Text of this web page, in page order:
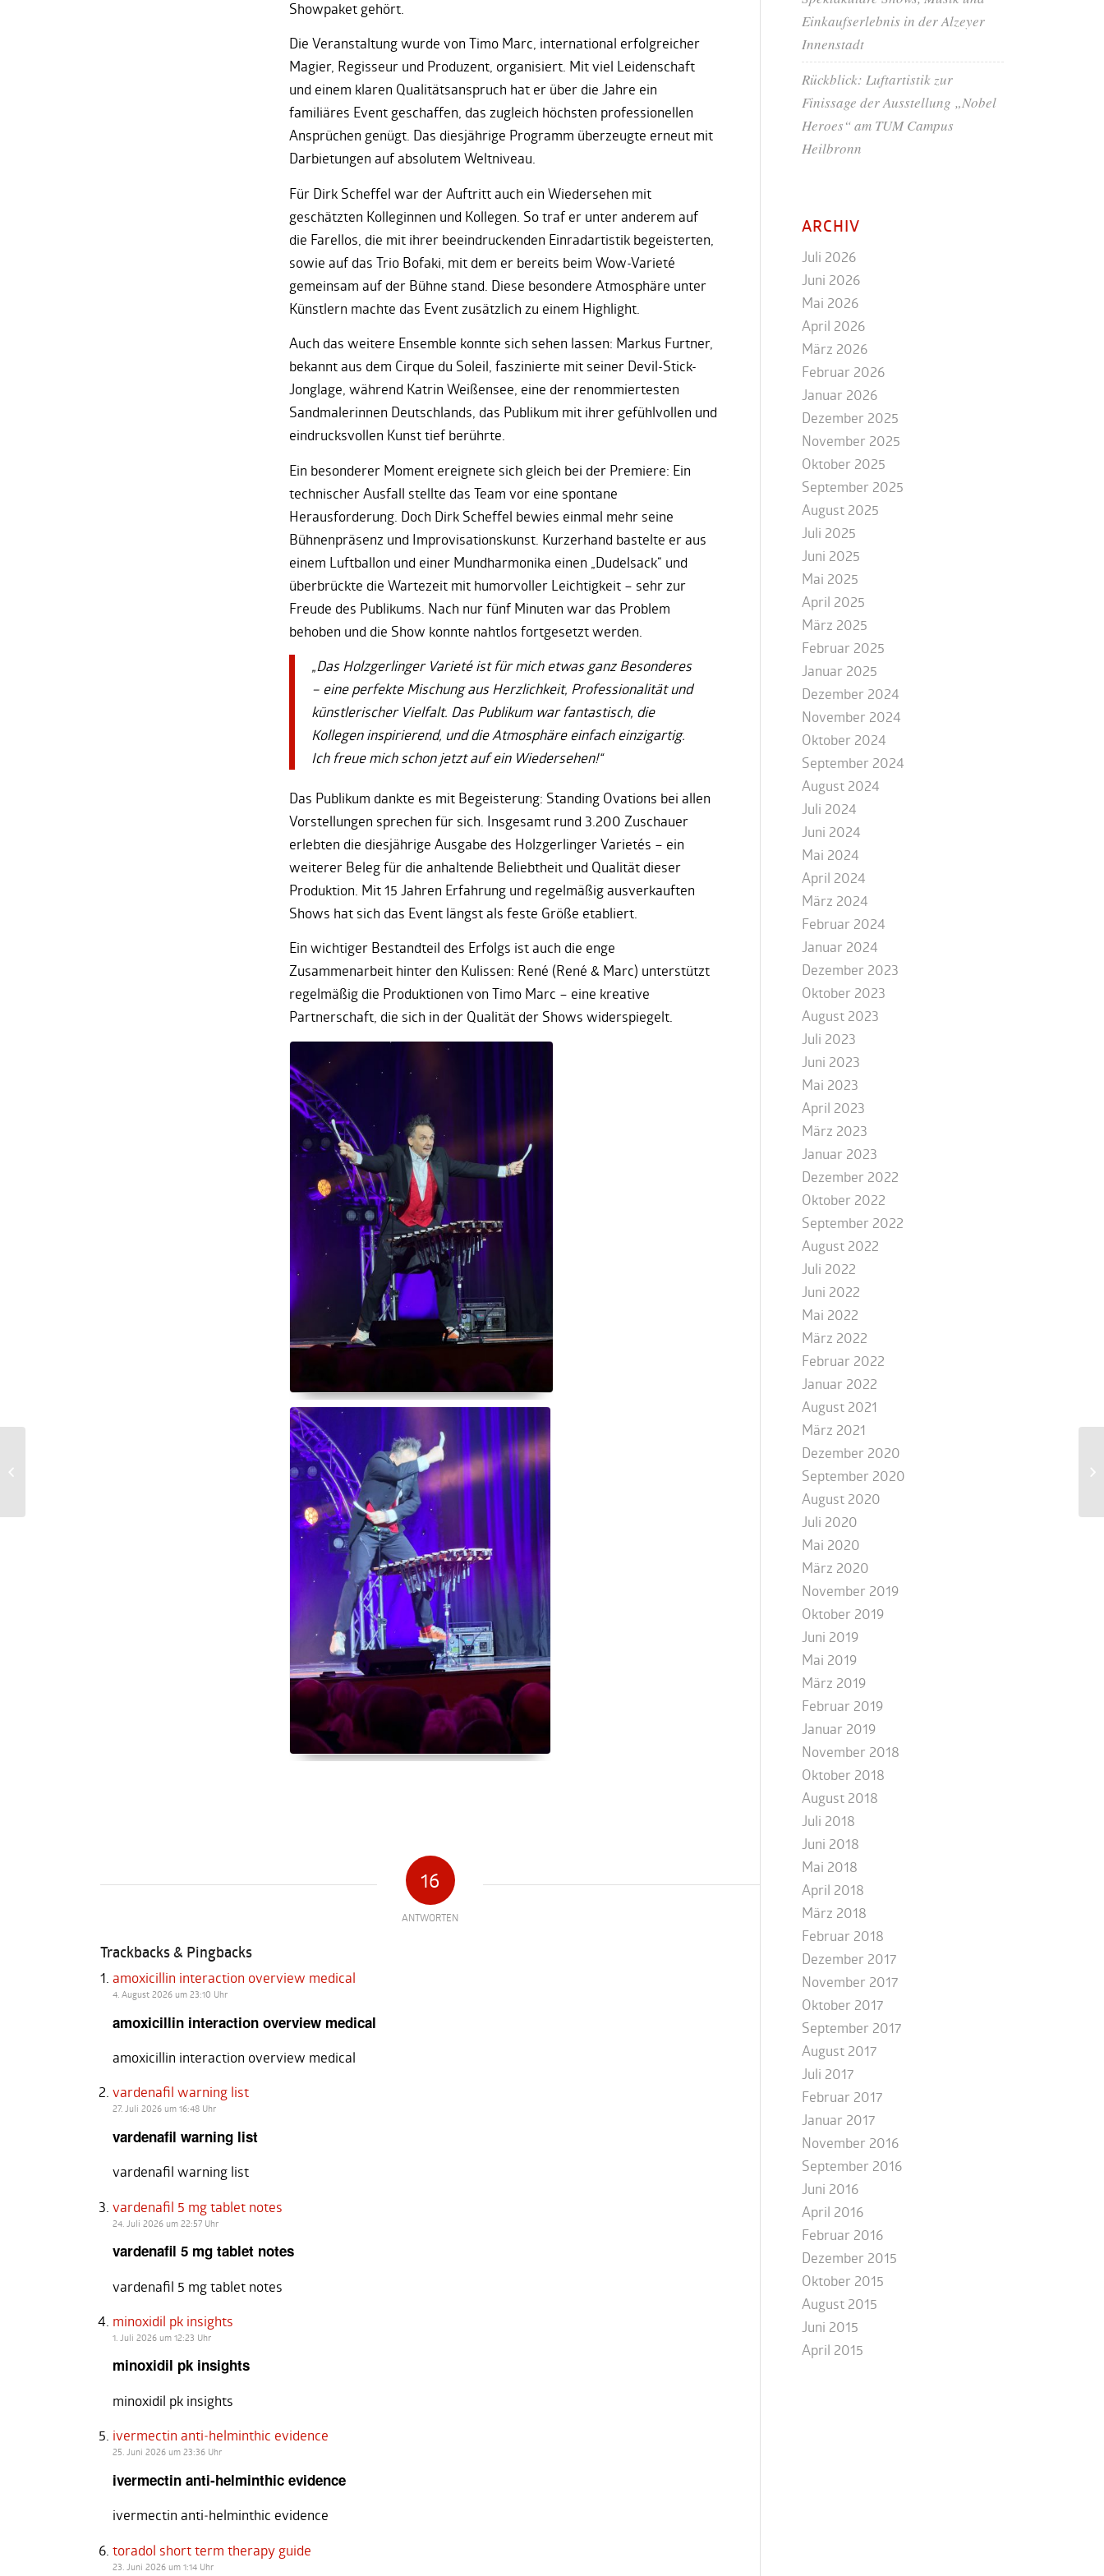
Showpaket gehört.
Die Veranstaltung wurde von Timo Marc, international erfolgreicher
Magier, Regisseur und Produzent, organisiert. Mit viel Leidenschaft
und einem klaren Qualitätsanspruch hat er über die Jahre ein
familiäres Event geschaffen, das zugleich höchsten professionellen
Ansprüchen genügt. Das diesjährige Programm überzeugte erneut mit
Darbietungen auf absolutem Weltniveau.
Für Dirk Scheffel war der Auftritt auch ein Wiedersehen mit
geschätzten Kolleginnen und Kollegen. So traf er unter anderem auf
die Farellos, die mit ihrer beeindruckenden Einradartistik begeisterten,
sowie auf das Trio Bofaki, mit dem er bereits beim Wow-Varieté
gemeinsam auf der Bühne stand. Diese besondere Atmosphäre unter
Künstlern machte das Event zusätzlich zu einem Highlight.
Auch das weitere Ensemble konnte sich sehen lassen: Markus Furtner,
bekannt aus dem Cirque du Soleil, faszinierte mit seiner Devil-Stick-
Jonglage, während Katrin Weißensee, eine der renommiertesten
Sandmalerinnen Deutschlands, das Publikum mit ihrer gefühlvollen und
eindrucksvollen Kunst tief berührte.
Ein besonderer Moment ereignete sich gleich bei der Premiere: Ein
technischer Ausfall stellte das Team vor eine spontane
Herausforderung. Doch Dirk Scheffel bewies einmal mehr seine
Bühnenpräsenz und Improvisationskunst. Kurzerhand bastelte er aus
einem Luftballon und einer Mundharmonika einen „Dudelsack“ und
überbrückte die Wartezeit mit humorvoller Leichtigkeit – sehr zur
Freude des Publikums. Nach nur fünf Minuten war das Problem
behoben und die Show konnte nahtlos fortgesetzt werden.
„Das Holzgerlinger Varieté ist für mich etwas ganz Besonderes
– eine perfekte Mischung aus Herzlichkeit, Professionalität und
künstlerischer Vielfalt. Das Publikum war fantastisch, die
Kollegen inspirierend, und die Atmosphäre einfach einzigartig.
Ich freue mich schon jetzt auf ein Wiedersehen!“
Das Publikum dankte es mit Begeisterung: Standing Ovations bei allen
Vorstellungen sprechen für sich. Insgesamt rund 3.200 Zuschauer
erlebten die diesjährige Ausgabe des Holzgerlinger Varietés – ein
weiterer Beleg für die anhaltende Beliebtheit und Qualität dieser
Produktion. Mit 15 Jahren Erfahrung und regelmäßig ausverkauften
Shows hat sich das Event längst als feste Größe etabliert.
Ein wichtiger Bestandteil des Erfolgs ist auch die enge
Zusammenarbeit hinter den Kulissen: René (René & Marc) unterstützt
regelmäßig die Produktionen von Timo Marc – eine kreative
Partnerschaft, die sich in der Qualität der Shows widerspiegelt.
16
ANTWORTEN
Trackbacks & Pingbacks
amoxicillin interaction overview medical
4. August 2026 um 23:10 Uhr
amoxicillin interaction overview medical
amoxicillin interaction overview medical
vardenafil warning list
27. Juli 2026 um 16:48 Uhr
vardenafil warning list
vardenafil warning list
vardenafil 5 mg tablet notes
24. Juli 2026 um 22:57 Uhr
vardenafil 5 mg tablet notes
vardenafil 5 mg tablet notes
minoxidil pk insights
1. Juli 2026 um 12:23 Uhr
minoxidil pk insights
minoxidil pk insights
ivermectin anti‑helminthic evidence
25. Juni 2026 um 23:36 Uhr
ivermectin anti‑helminthic evidence
ivermectin anti‑helminthic evidence
toradol short term therapy guide
23. Juni 2026 um 1:14 Uhr
Einkaufserlebnis in der Alzeyer
Innenstadt
Rückblick: Luftartistik zur
Finissage der Ausstellung „Nobel
Heroes“ am TUM Campus
Heilbronn
ARCHIV
Juli 2026
Juni 2026
Mai 2026
April 2026
März 2026
Februar 2026
Januar 2026
Dezember 2025
November 2025
Oktober 2025
September 2025
August 2025
Juli 2025
Juni 2025
Mai 2025
April 2025
März 2025
Februar 2025
Januar 2025
Dezember 2024
November 2024
Oktober 2024
September 2024
August 2024
Juli 2024
Juni 2024
Mai 2024
April 2024
März 2024
Februar 2024
Januar 2024
Dezember 2023
Oktober 2023
August 2023
Juli 2023
Juni 2023
Mai 2023
April 2023
März 2023
Januar 2023
Dezember 2022
Oktober 2022
September 2022
August 2022
Juli 2022
Juni 2022
Mai 2022
März 2022
Februar 2022
Januar 2022
August 2021
März 2021
Dezember 2020
September 2020
August 2020
Juli 2020
Mai 2020
März 2020
November 2019
Oktober 2019
Juni 2019
Mai 2019
März 2019
Februar 2019
Januar 2019
November 2018
Oktober 2018
August 2018
Juli 2018
Juni 2018
Mai 2018
April 2018
März 2018
Februar 2018
Dezember 2017
November 2017
Oktober 2017
September 2017
August 2017
Juli 2017
Februar 2017
Januar 2017
November 2016
September 2016
Juni 2016
April 2016
Februar 2016
Dezember 2015
Oktober 2015
August 2015
Juni 2015
April 2015